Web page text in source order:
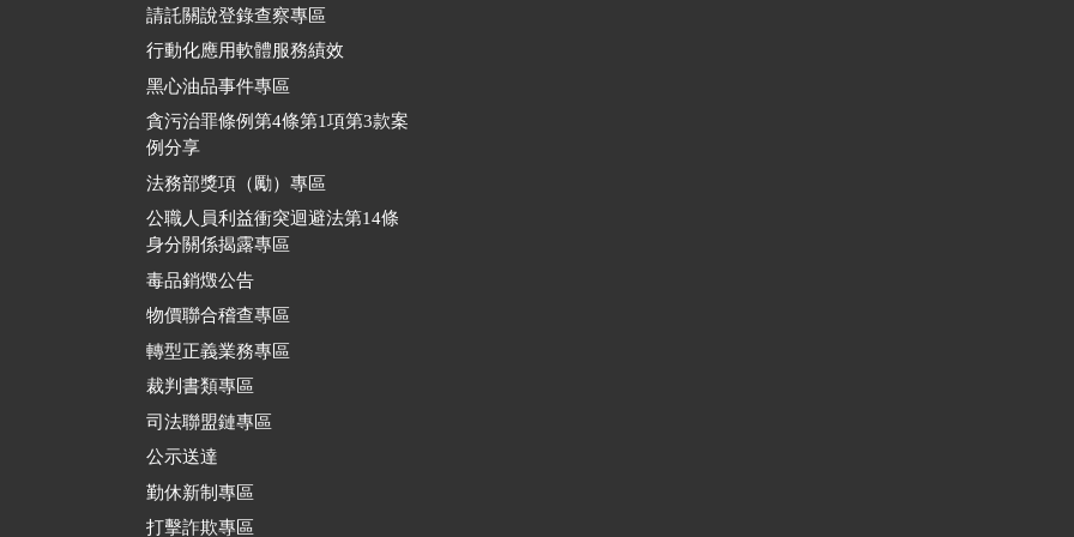
請託關說登錄查察專區
行動化應用軟體服務績效
黑心油品事件專區
貪污治罪條例第4條第1項第3款案
例分享
法務部獎項（勵）專區
公職人員利益衝突迴避法第14條
身分關係揭露專區
毒品銷燬公告
物價聯合稽查專區
轉型正義業務專區
裁判書類專區
司法聯盟鏈專區
公示送達
勤休新制專區
打擊詐欺專區